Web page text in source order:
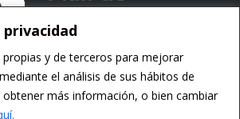
y de terceros para mejorar
el análisis de sus hábitos de
obtener más información, o bien cambiar